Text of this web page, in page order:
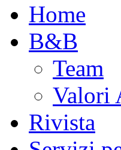
Home
B&B
Team
Valori
Rivista